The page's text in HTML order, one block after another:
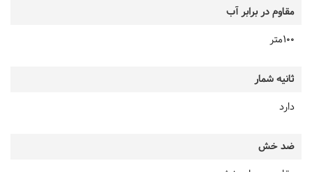
مقاوم در برابر آب
100متر
ثانیه شمار
دارد
ضد خش